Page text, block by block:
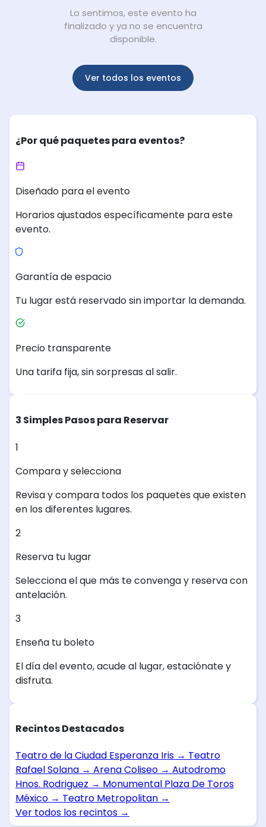
Lo sentimos, este evento ha
finalizado y ya no se encuentra
disponible.
Ver todos los eventos
¿Por qué paquetes para eventos?
Diseñado para el evento
Horarios ajustados específicamente para este
evento.
Garantía de espacio
Tu lugar está reservado sin importar la demanda.
Precio transparente
Una tarifa fija, sin sorpresas al salir.
3 Simples Pasos para Reservar
1
Compara y selecciona
Revisa y compara todos los paquetes que existen
en los diferentes lugares.
2
Reserva tu lugar
Selecciona el que más te convenga y reserva con
antelación.
3
Enseña tu boleto
El día del evento, acude al lugar, estaciónate y
disfruta.
Recintos Destacados
Teatro de la Ciudad Esperanza Iris → Teatro
Rafael Solana → Arena Coliseo → Autodromo
Hnos. Rodriguez → Monumental Plaza De Toros
México → Teatro Metropolitan →
Ver todos los recintos →